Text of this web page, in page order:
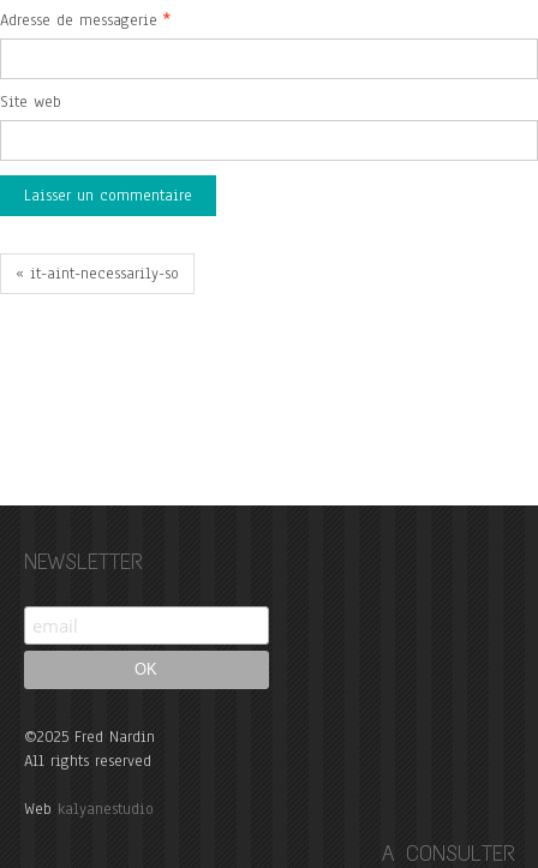
Adresse de messagerie *
Site web
« it-aint-necessarily-so
NEWSLETTER
©2025 Fred Nardin
All rights reserved
Web kalyanestudio
A CONSULTER